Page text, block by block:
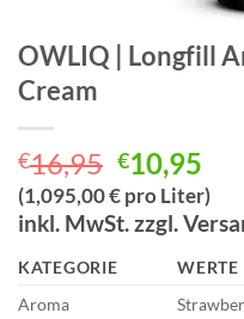
OWLIQ | Longfill
Cream
€16,95
Preis
war:
€10,95
ist:
(1,095,00 € pro Liter)
inkl. MwSt. zzgl.
KATEGORIE
WERTE
Aroma